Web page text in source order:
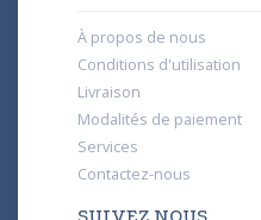
À propos de nous
Conditions d'utilisation
Livraison
Modalités de paiement
Services
Contactez-nous